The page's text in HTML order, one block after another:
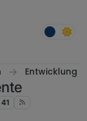
Entwicklung
41